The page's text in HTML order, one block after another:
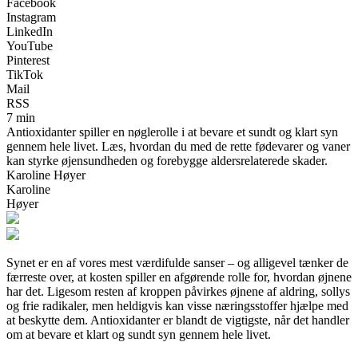
Instagram
LinkedIn
YouTube
Pinterest
TikTok
Mail
RSS
7 min
Antioxidanter spiller en nøglerolle i at bevare et sundt og klart syn
gennem hele livet. Læs, hvordan du med de rette fødevarer og vaner
kan styrke øjensundheden og forebygge aldersrelaterede skader.
Karoline Høyer
Karoline
Høyer
Synet er en af vores mest værdifulde sanser – og alligevel tænker de
færreste over, at kosten spiller en afgørende rolle for, hvordan øjnene
har det. Ligesom resten af kroppen påvirkes øjnene af aldring, sollys
og frie radikaler, men heldigvis kan visse næringsstoffer hjælpe med
at beskytte dem. Antioxidanter er blandt de vigtigste, når det handler
om at bevare et klart og sundt syn gennem hele livet.